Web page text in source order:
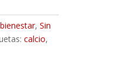
, Sin
calcio,